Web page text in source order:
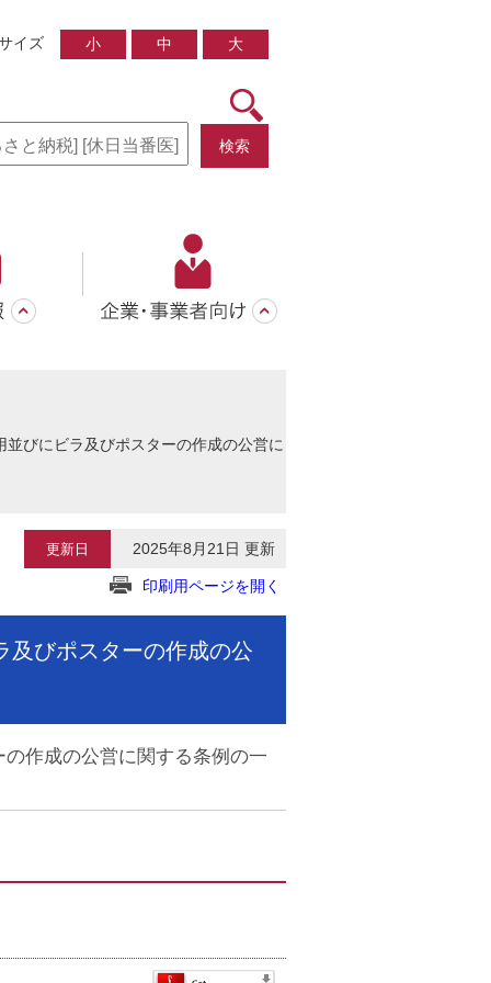
イズ 小 中 大
検索
びにビラ及びポスターの作成の公営に
更新日 2025年8月21日 更新
印刷用ページを開く
及びポスターの作成の公
作成の公営に関する条例の一